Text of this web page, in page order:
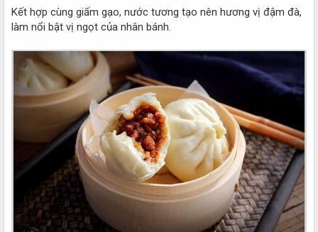
Kết hợp cùng giấm gạo, nước tương tạo nên hương vị đậm đà,
làm nổi bật vị ngọt của nhân bánh.